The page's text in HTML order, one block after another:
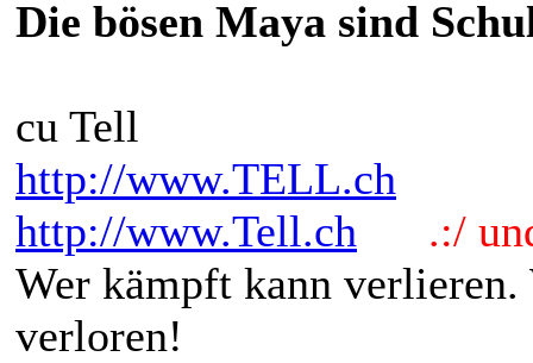
Die bösen Maya sind
cu Tell
http://www.TELL.ch
http://www.Tell.ch
.:/
Wer kämpft kann
verloren!